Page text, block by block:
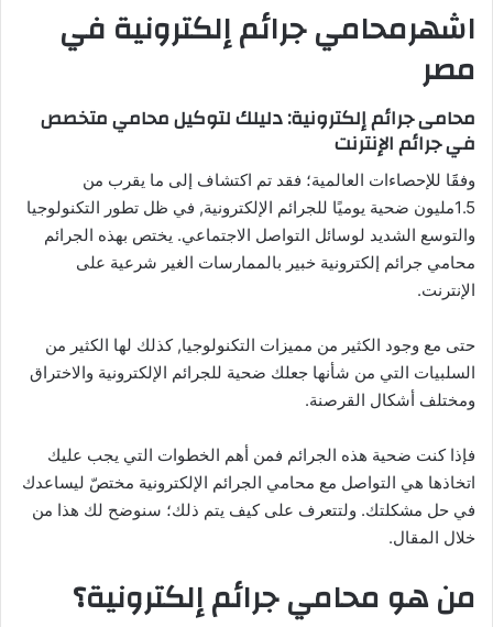
اشهرمحامي جرائم إلكترونية في
مصر
محامى جرائم إلكترونية: دليلك لتوكيل محامي متخصص
في جرائم الإنترنت
وفقََا للإحصاءات العالمية؛ فقد تم اكتشاف إلى ما يقرب من
1.5مليون ضحية يوميًا للجرائم الإلكترونية, في ظل تطور التكنولوجيا
والتوسع الشديد لوسائل التواصل الاجتماعي. يختص بهذه الجرائم
محامي جرائم إلكترونية خبير بالممارسات الغير شرعية على
الإنترنت.
حتى مع وجود الكثير من مميزات التكنولوجيا, كذلك لها الكثير من
السلبيات التي من شأنها جعلك ضحية للجرائم الإلكترونية والاختراق
ومختلف أشكال القرصنة.
فإذا كنت ضحية هذه الجرائم فمن أهم الخطوات التي يجب عليك
اتخاذها هي التواصل مع محامي الجرائم الإلكترونية مختصّ ليساعدك
في حل مشكلتك. ولتتعرف على كيف يتم ذلك؛ سنوضح لك هذا من
خلال المقال.
من هو محامي جرائم إلكترونية؟